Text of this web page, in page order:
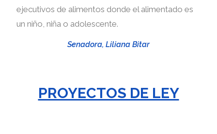
ejecutivos de alimentos donde el alimentado es
un niño, niña o adolescente.
Senadora, Liliana Bitar
PROYECTOS DE LEY